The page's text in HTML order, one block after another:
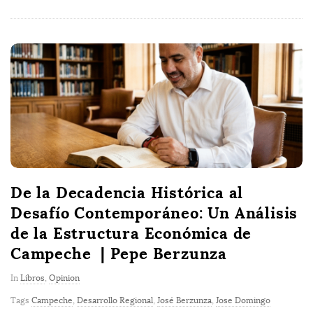
De la Decadencia Histórica al
Desafío Contemporáneo: Un Análisis
de la Estructura Económica de
Campeche | Pepe Berzunza
In Libros Opinion
Tags Campeche Desarrollo Regional José Berzunza Jose Domingo